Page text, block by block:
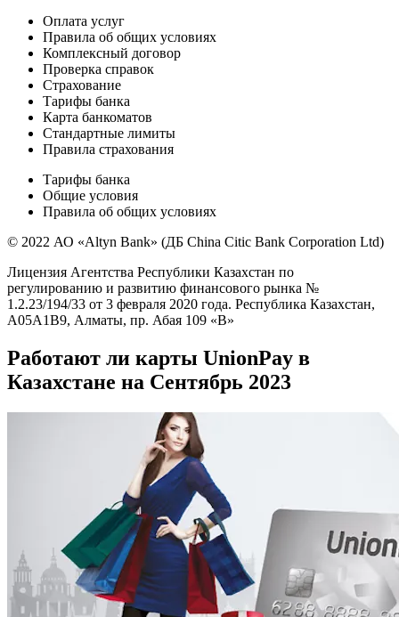
Оплата услуг
Правила об общих условиях
Комплексный договор
Проверка справок
Страхование
Тарифы банка
Карта банкоматов
Стандартные лимиты
Правила страхования
Тарифы банка
Общие условия
Правила об общих условиях
© 2022 АО «Altyn Bank» (ДБ China Citic Bank Corporation Ltd)
Лицензия Агентства Республики Казахстан по
регулированию и развитию финансового рынка №
1.2.23/194/33 от 3 февраля 2020 года. Республика Казахстан,
A05A1B9, Алматы, пр. Абая 109 «В»
Работают ли карты UnionPay в
Казахстане на Сентябрь 2023